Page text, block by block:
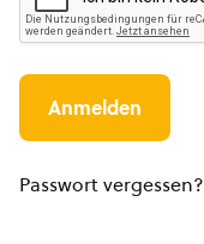
Passwort vergessen?